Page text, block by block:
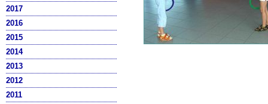
2017
2016
2015
2014
2013
2012
2011